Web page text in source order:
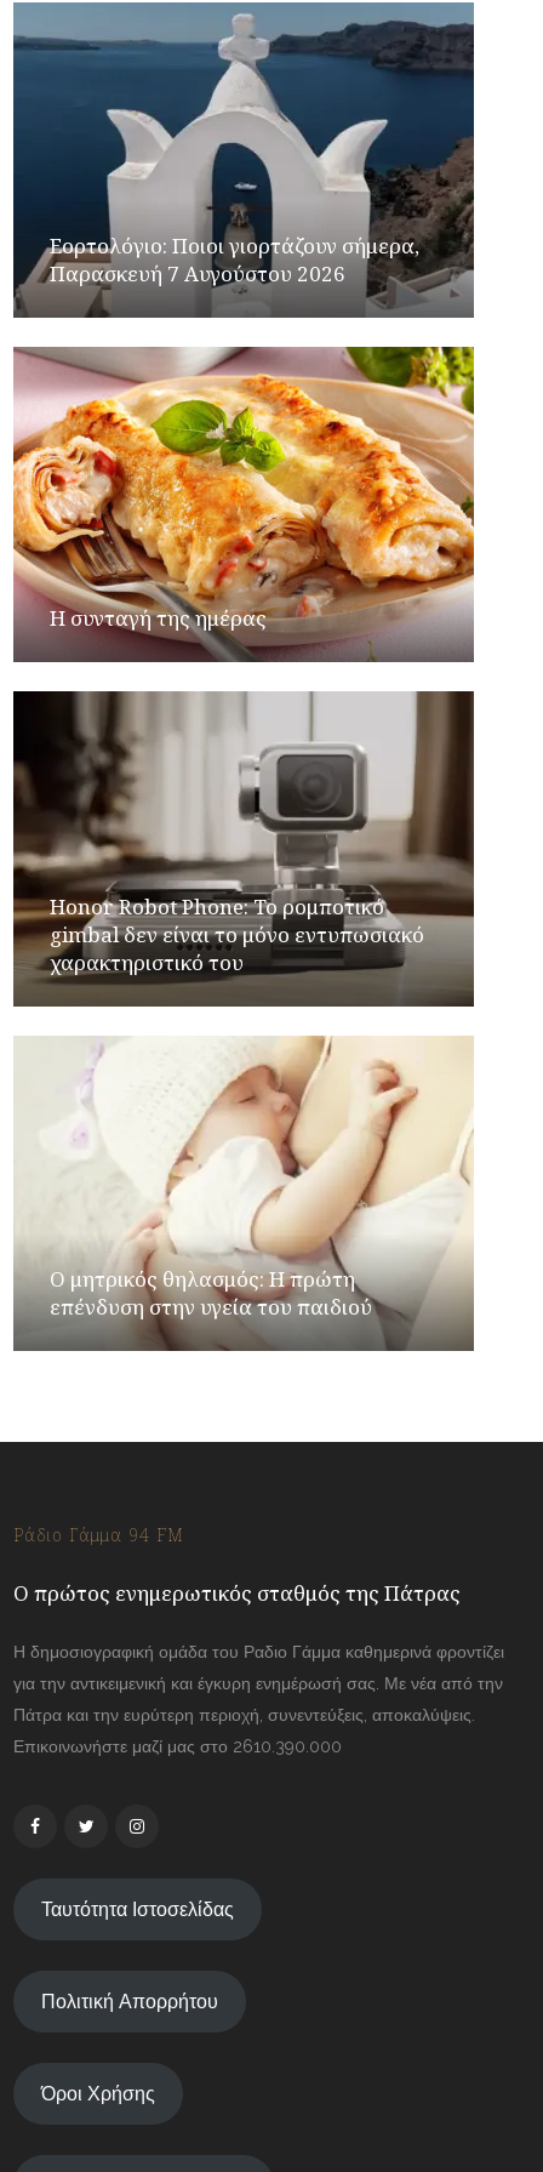
Εορτολόγιο: Ποιοι γιορτάζουν σήμερα,
Παρασκευή 7 Αυγούστου 2026
Η συνταγή της ημέρας
Honor Robot Phone: Το ρομποτικό
gimbal δεν είναι το μόνο εντυπωσιακό
χαρακτηριστικό του
Ο μητρικός θηλασμός: Η πρώτη
επένδυση στην υγεία του παιδιού
Ράδιο Γάμμα 94 FM
Ο πρώτος ενημερωτικός σταθμός της Πάτρας
Η δημοσιογραφική ομάδα του Ραδιο Γάμμα καθημερινά φροντίζει
για την αντικειμενική και έγκυρη ενημέρωσή σας. Με νέα από την
Πάτρα και την ευρύτερη περιοχή, συνεντεύξεις, αποκαλύψεις.
Επικοινωνήστε μαζί μας στο 2610.390.000
Ταυτότητα Ιστοσελίδας
Πολιτική Απορρήτου
Όροι Χρήσης